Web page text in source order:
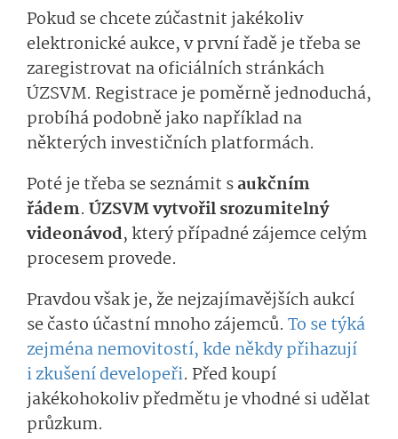
Pokud se chcete zúčastnit jakékoliv
elektronické aukce, v první řadě je třeba se
zaregistrovat na oficiálních stránkách
ÚZSVM. Registrace je poměrně jednoduchá,
probíhá podobně jako například na
některých investičních platformách.
Poté je třeba se seznámit saukčním
řádem. ÚZSVM vytvořil srozumitelný
videonávod, který případné zájemce celým
procesem provede.
Pravdou však je, že nejzajímavějších aukcí
se často účastní mnoho zájemců. To se týká
zejména nemovitostí, kde někdy přihazují
i zkušení developeři. Před koupí
jakékohokoliv předmětu je vhodné si udělat
průzkum.